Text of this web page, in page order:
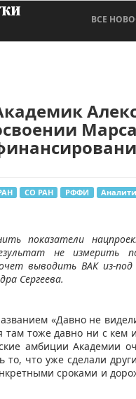
ВСЕ
СО РАН РФФИ
показатели
не
выводить ВАК из-
Сергеева.
«Давно не
там тоже давно ни с кем
амбиции Академии
то, что уже сделали
сроками и